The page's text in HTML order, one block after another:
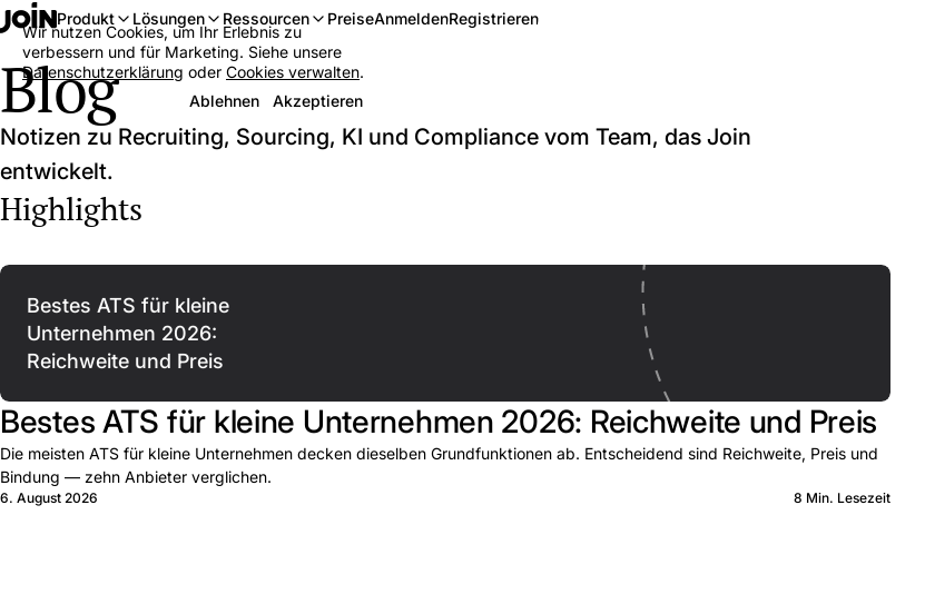
Produkt Lösungen Ressourcen PreiseAnmeldenRegistrieren
Blog
Notizen zu Recruiting, Sourcing, KI und Compliance vom Team, das Join
entwickelt.
Highlights
Bestes ATS für kleine
Unternehmen 2026:
Reichweite und Preis
Bestes ATS für kleine Unternehmen 2026: Reichweite und Preis
Die meisten ATS für kleine Unternehmen decken dieselben Grundfunktionen ab. Entscheidend sind Reichweite, Preis und
Bindung — zehn Anbieter verglichen.
6. August 2026 8 Min. Lesezeit
Wir nutzen Cookies, um Ihr Erlebnis zu
verbessern und für Marketing. Siehe unsere
Datenschutzerklärung oder Cookies verwalten.
Ablehnen
Akzeptieren